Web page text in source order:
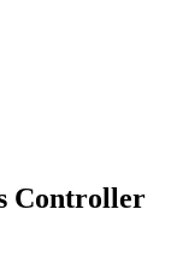
Controller